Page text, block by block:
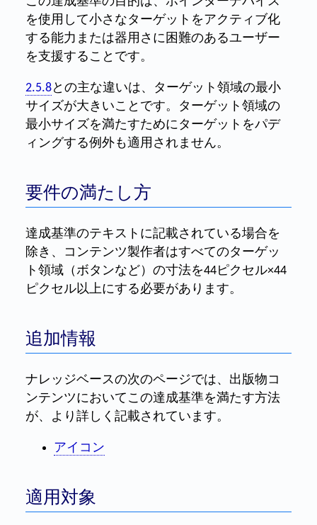
を使用して小さなターゲットをアクティブ化
する能力または器用さに困難のあるユーザー
を支援することです。
2.5.8との主な違いは、ターゲット領域の最小
サイズが大きいことです。ターゲット領域の
最小サイズを満たすためにターゲットをパデ
ィングする例外も適用されません。
要件の満たし方
達成基準のテキストに記載されている場合を
除き、コンテンツ製作者はすべてのターゲッ
ト領域（ボタンなど）の寸法を44ピクセル×44
ピクセル以上にする必要があります。
追加情報
ナレッジベースの次のページでは、出版物コ
ンテンツにおいてこの達成基準を満たす方法
が、より詳しく記載されています。
アイコン
適用対象